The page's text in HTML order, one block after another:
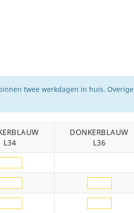
twee werkdagen in huis. Overige
L34
DONKERBLAUW
L36